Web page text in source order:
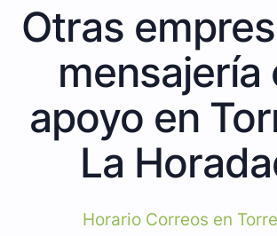
Otras
mensajería
apoyo en
La
Horario Correos en